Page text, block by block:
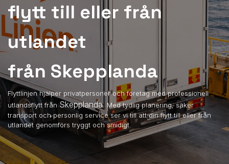
flytt till eller från
utlandet
från Skepplanda
Flyttlinjen hjälper privatpersoner och företag med professionell
utlandsflytt frånSkepplanda. Med tydlig planering, säker
transport och personlig service ser vi till att din flytt till eller från
utlandet genomförs tryggt och smidigt.